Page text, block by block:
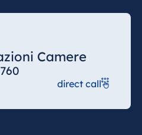
Camere
direct call